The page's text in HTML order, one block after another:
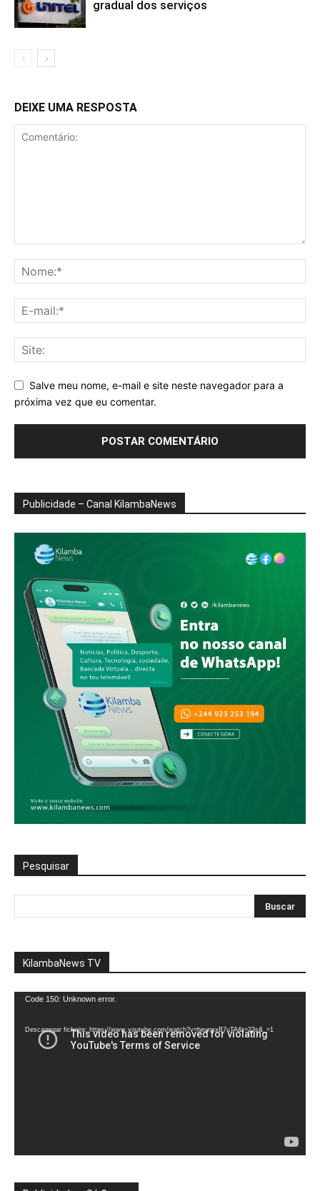
gradual dos serviços
DEIXE UMA RESPOSTA
Salve meu nome, e-mail e site neste navegador para a
próxima vez que eu comentar.
Publicidade – Canal KilambaNews
Pesquisar
KilambaNews TV
Reprodutor
vídeo
Code 150: Unknown error.
Descarregar ficheiro: https://www.youtube.com/watch?v=heunxxB7uTA&t=22s&_=1